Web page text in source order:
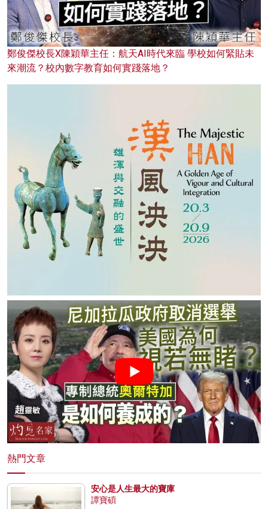
鄭俊傑校長X陳穎華主任：航天AI時代來臨 學校如何緊貼未
來潮流？校內數字教育如何實踐落地？
熱門文章
安心是人生最大的寶庫
譚寶碩